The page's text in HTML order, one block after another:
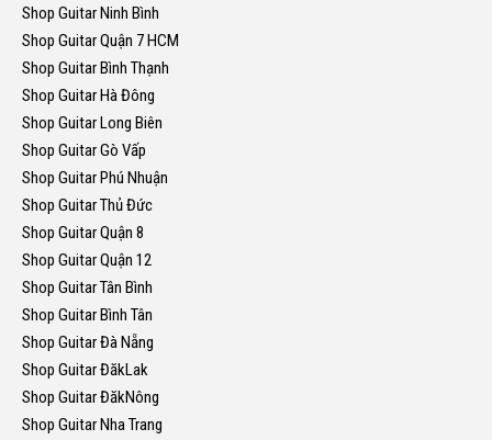
Shop Guitar Ninh Bình
Shop Guitar Quận 7 HCM
Shop Guitar Bình Thạnh
Shop Guitar Hà Đông
Shop Guitar Long Biên
Shop Guitar Gò Vấp
Shop Guitar Phú Nhuận
Shop Guitar Thủ Đức
Shop Guitar Quận 8
Shop Guitar Quận 12
Shop Guitar Tân Bình
Shop Guitar Bình Tân
Shop Guitar Đà Nẵng
Shop Guitar ĐăkLak
Shop Guitar ĐăkNông
Shop Guitar Nha Trang